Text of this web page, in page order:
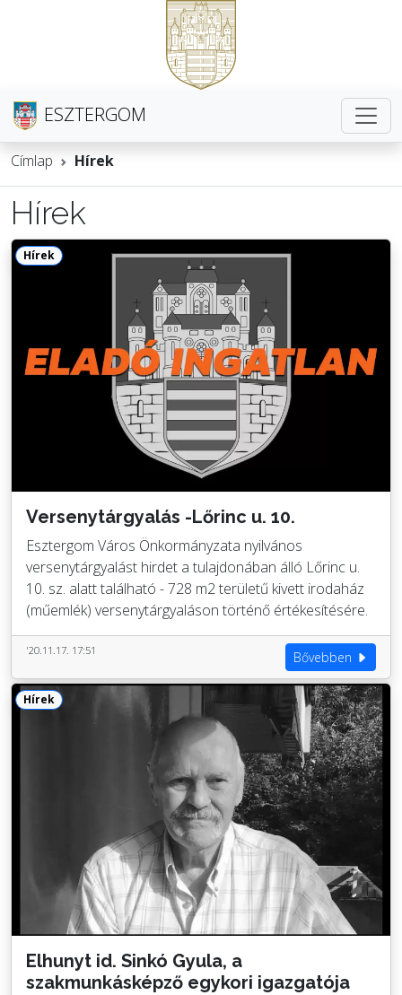
ESZTERGOM
Címlap Hírek
Hírek
Hírek
Versenytárgyalás -Lőrinc u. 10.
Esztergom Város Önkormányzata nyilvános
versenytárgyalást hirdet a tulajdonában álló Lőrinc u.
10. sz. alatt található - 728 m2 területű kivett irodaház
(műemlék) versenytárgyaláson történő értékesítésére.
'20.11.17. 17:51 Bővebben
Hírek
Elhunyt id. Sinkó Gyula, a
szakmunkásképző egykori igazgatója